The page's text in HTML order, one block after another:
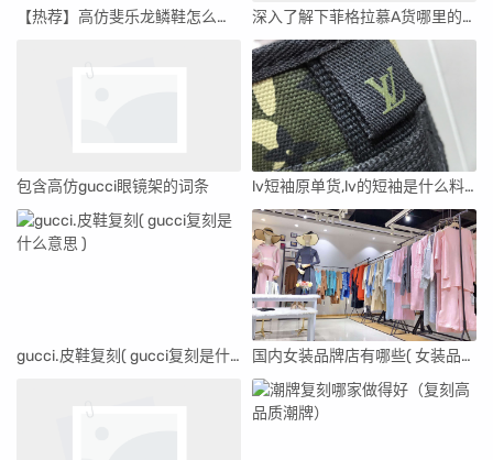
【热荐】高仿斐乐龙鳞鞋怎么清洗 _斐乐training系列 深入了解下菲格拉慕A货哪里的货最好,价格一般多少钱
包含高仿gucci眼镜架的词条 lv短袖原单货,lv的短袖是什么料子的
gucci.皮鞋复刻( gucci复刻是什么意思 ) 国内女装品牌店有哪些( 女装品牌店有哪些牌子时装 )